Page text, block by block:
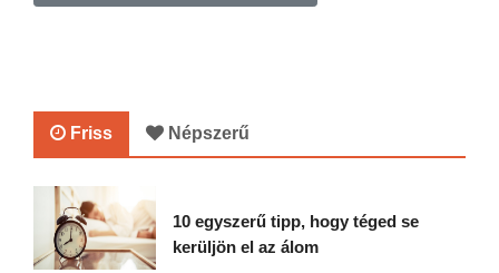
Friss Népszerű
10 egyszerű tipp, hogy téged se
kerüljön el az álom